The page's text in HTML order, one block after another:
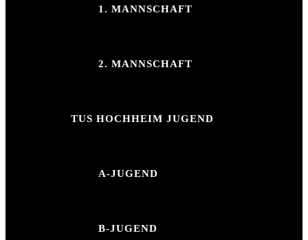
1. MANNSCHAFT
2. MANNSCHAFT
TUS HOCHHEIM JUGEND
A-JUGEND
B-JUGEND